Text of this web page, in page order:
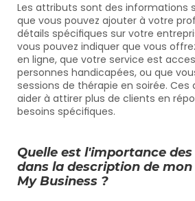
Les attributs sont des informations
que vous pouvez ajouter à votre
détails spécifiques sur votre
vous pouvez indiquer que vous
en ligne, que votre service est
personnes handicapées, ou que
sessions de thérapie en soirée. Ces
aider à attirer plus de clients en
besoins spécifiques.
Quelle est l'importance
dans la description de
My Business ?